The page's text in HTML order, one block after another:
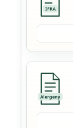
IFRA
Alergeny